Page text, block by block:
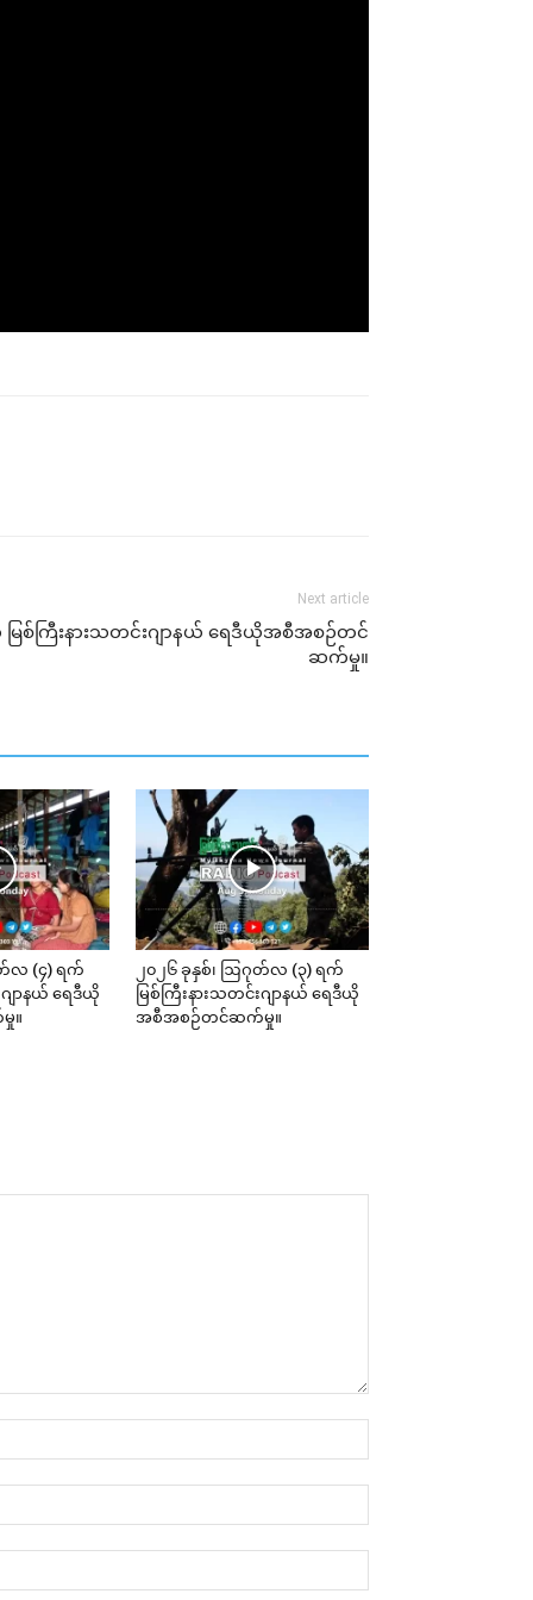
Next article
မြစ်ကြီးနားသတင်းဂျာနယ် ရေဒီယိုအစီအစဉ်တင်
ဆက်မှု။
လ (၄) ရက်
ဂျာနယ် ရေဒီယို
။
၂၀၂၆ ခုနှစ်၊ ဩဂုတ်လ (၃) ရက်
မြစ်ကြီးနားသတင်းဂျာနယ် ရေဒီယို
အစီအစဉ်တင်ဆက်မှု။